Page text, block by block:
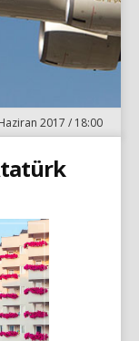
2017 / 18:00